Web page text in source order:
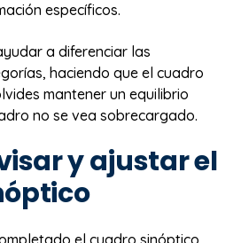
específicos.
a diferenciar las
haciendo que el cuadro
mantener un equilibrio
no se vea sobrecargado.
y ajustar el